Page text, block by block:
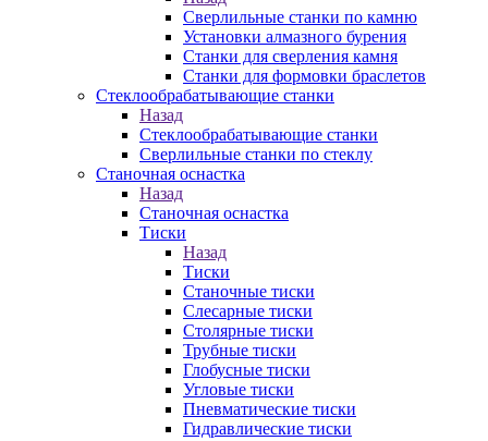
Сверлильные станки по камню
Установки алмазного бурения
Станки для сверления камня
Станки для формовки браслетов
Стеклообрабатывающие станки
Назад
Стеклообрабатывающие станки
Сверлильные станки по стеклу
Станочная оснастка
Назад
Станочная оснастка
Тиски
Назад
Тиски
Станочные тиски
Слесарные тиски
Столярные тиски
Трубные тиски
Глобусные тиски
Угловые тиски
Пневматические тиски
Гидравлические тиски